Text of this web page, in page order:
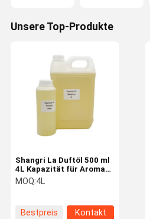
Unsere Top-Produkte
Shangri La Duftöl 500 ml
4L Kapazität für Aroma
Diffuser
MOQ:4L
Bestpreis Kontakt